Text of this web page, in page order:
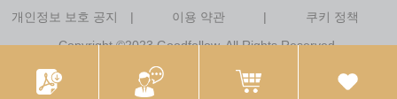
개인정보 보호 공지 | 이용 약관 | 쿠키 정책
Copyright ©2023 Goodfellow. All Rights Reserved.